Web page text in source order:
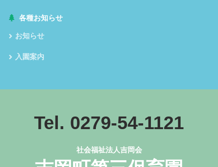
各種お知らせ
お知らせ
入園案内
Tel. 0279-54-1121
社会福祉法人吉岡会